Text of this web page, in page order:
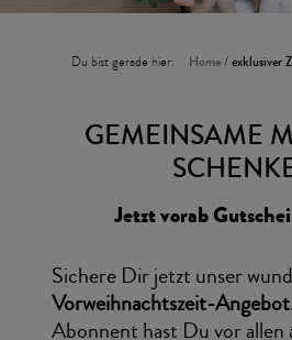
Du bist gerade hier: Home / exklusiver
GEMEINSAME
Jetzt vorab
Sichere Dir jetzt unser
Vorweihnachtszeit-Angebot
Abonnent hast Du vor allen